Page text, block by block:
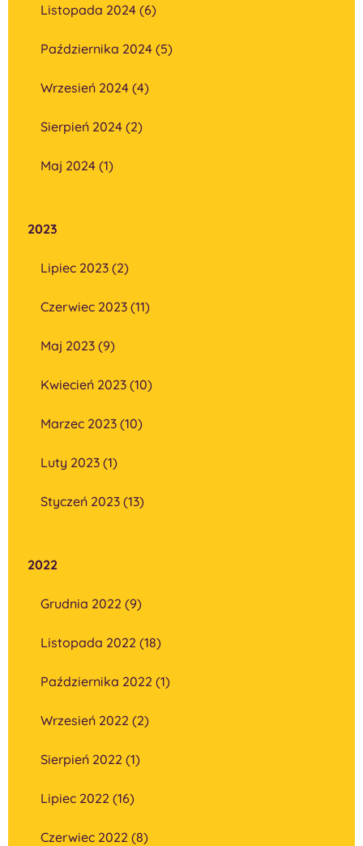
Listopada 2024 (6)
Października 2024 (5)
Wrzesień 2024 (4)
Sierpień 2024 (2)
Maj 2024 (1)
2023
Lipiec 2023 (2)
Czerwiec 2023 (11)
Maj 2023 (9)
Kwiecień 2023 (10)
Marzec 2023 (10)
Luty 2023 (1)
Styczeń 2023 (13)
2022
Grudnia 2022 (9)
Listopada 2022 (18)
Października 2022 (1)
Wrzesień 2022 (2)
Sierpień 2022 (1)
Lipiec 2022 (16)
Czerwiec 2022 (8)